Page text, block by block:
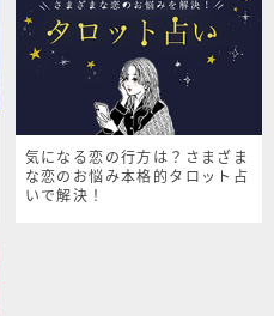
気になる恋の行方は？さまざま
な恋のお悩み本格的タロット占
いで解決！